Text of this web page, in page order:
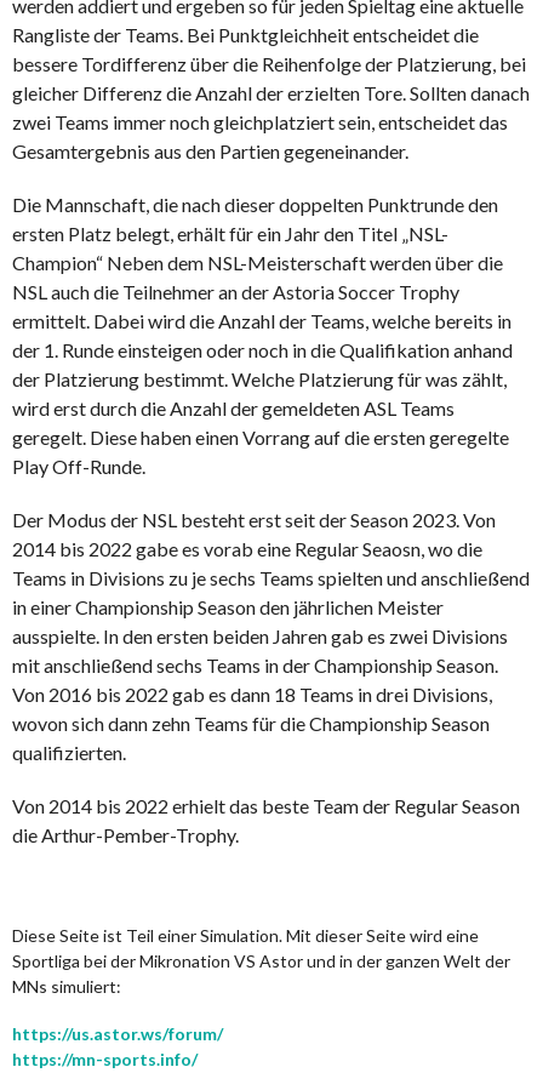
werden addiert und ergeben so für jeden Spieltag eine aktuelle
Rangliste der Teams. Bei Punktgleichheit entscheidet die
bessere Tordifferenz über die Reihenfolge der Platzierung, bei
gleicher Differenz die Anzahl der erzielten Tore. Sollten danach
zwei Teams immer noch gleichplatziert sein, entscheidet das
Gesamtergebnis aus den Partien gegeneinander.
Die Mannschaft, die nach dieser doppelten Punktrunde den
ersten Platz belegt, erhält für ein Jahr den Titel „NSL-
Champion“ Neben dem NSL-Meisterschaft werden über die
NSL auch die Teilnehmer an der Astoria Soccer Trophy
ermittelt. Dabei wird die Anzahl der Teams, welche bereits in
der 1. Runde einsteigen oder noch in die Qualifikation anhand
der Platzierung bestimmt. Welche Platzierung für was zählt,
wird erst durch die Anzahl der gemeldeten ASL Teams
geregelt. Diese haben einen Vorrang auf die ersten geregelte
Play Off-Runde.
Der Modus der NSL besteht erst seit der Season 2023. Von
2014 bis 2022 gabe es vorab eine Regular Seaosn, wo die
Teams in Divisions zu je sechs Teams spielten und anschließend
in einer Championship Season den jährlichen Meister
ausspielte. In den ersten beiden Jahren gab es zwei Divisions
mit anschließend sechs Teams in der Championship Season.
Von 2016 bis 2022 gab es dann 18 Teams in drei Divisions,
wovon sich dann zehn Teams für die Championship Season
qualifizierten.
Von 2014 bis 2022 erhielt das beste Team der Regular Season
die Arthur-Pember-Trophy.
Diese Seite ist Teil einer Simulation. Mit dieser Seite wird eine
Sportliga bei der Mikronation VS Astor und in der ganzen Welt der
MNs simuliert:
https://us.astor.ws/forum/
https://mn-sports.info/